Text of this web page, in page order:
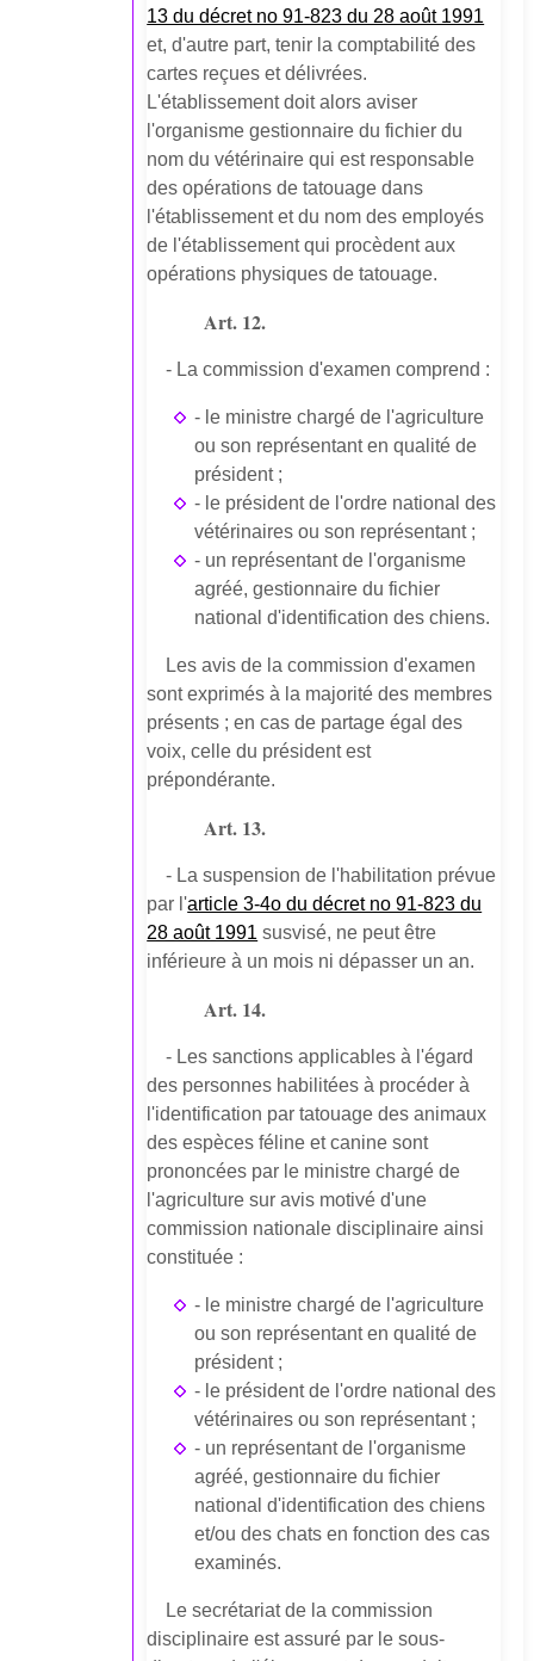
13 du décret no 91-823 du 28 août 1991
et, d'autre part, tenir la comptabilité des
cartes reçues et délivrées.
L'établissement doit alors aviser
l'organisme gestionnaire du fichier du
nom du vétérinaire qui est responsable
des opérations de tatouage dans
l'établissement et du nom des employés
de l'établissement qui procèdent aux
opérations physiques de tatouage.
Art. 12.
- La commission d'examen comprend :
- le ministre chargé de l'agriculture
ou son représentant en qualité de
président ;
- le président de l'ordre national des
vétérinaires ou son représentant ;
- un représentant de l'organisme
agréé, gestionnaire du fichier
national d'identification des chiens.
Les avis de la commission d'examen
sont exprimés à la majorité des membres
présents ; en cas de partage égal des
voix, celle du président est
prépondérante.
Art. 13.
- La suspension de l'habilitation prévue
par l'article 3-4o du décret no 91-823 du
28 août 1991 susvisé, ne peut être
inférieure à un mois ni dépasser un an.
Art. 14.
- Les sanctions applicables à l'égard
des personnes habilitées à procéder à
l'identification par tatouage des animaux
des espèces féline et canine sont
prononcées par le ministre chargé de
l'agriculture sur avis motivé d'une
commission nationale disciplinaire ainsi
constituée :
- le ministre chargé de l'agriculture
ou son représentant en qualité de
président ;
- le président de l'ordre national des
vétérinaires ou son représentant ;
- un représentant de l'organisme
agréé, gestionnaire du fichier
national d'identification des chiens
et/ou des chats en fonction des cas
examinés.
Le secrétariat de la commission
disciplinaire est assuré par le sous-